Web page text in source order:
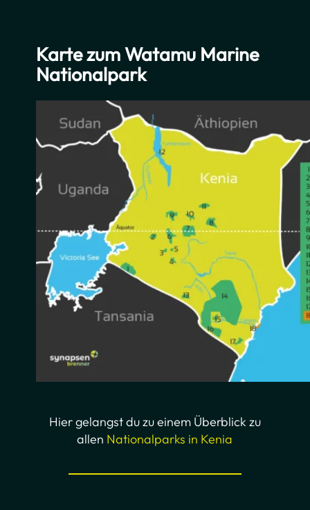
Karte zum Watamu Marine
Nationalpark
Hier gelangst du zu einem Überblick zu
allen Nationalparks in Kenia